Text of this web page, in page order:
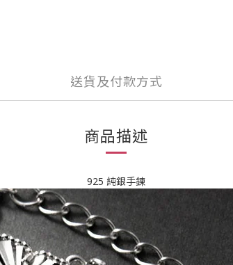
送貨及付款方式
商品描述
925 純銀手鍊